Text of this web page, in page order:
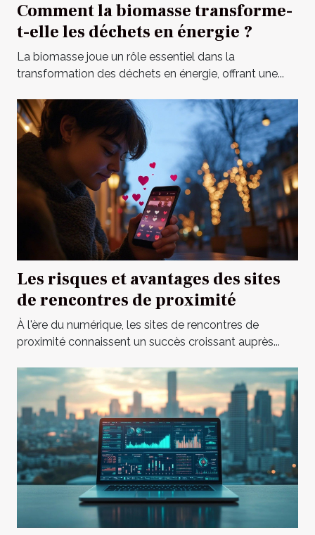
Comment la biomasse transforme-
t-elle les déchets en énergie ?
La biomasse joue un rôle essentiel dans la
transformation des déchets en énergie, offrant une...
Les risques et avantages des sites
de rencontres de proximité
À l'ère du numérique, les sites de rencontres de
proximité connaissent un succès croissant auprès...